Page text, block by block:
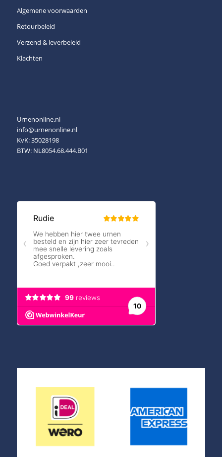
Algemene voorwaarden
Retourbeleid
Verzend & leverbeleid
Klachten
Urnenonline.nl
info@urnenonline.nl
KvK: 35028198
BTW: NL8054.68.444.B01